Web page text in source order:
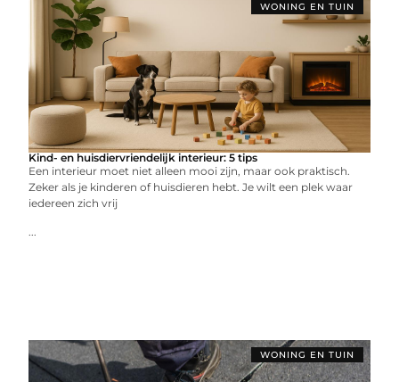
WONING EN TUIN
Kind- en huisdiervriendelijk interieur: 5 tips
Een interieur moet niet alleen mooi zijn, maar ook praktisch.
Zeker als je kinderen of huisdieren hebt. Je wilt een plek waar
iedereen zich vrij
...
WONING EN TUIN